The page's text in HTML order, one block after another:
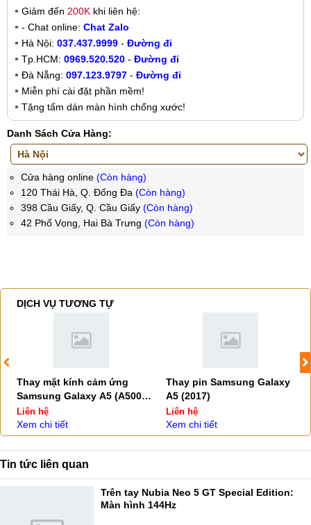
Giảm đến 200K khi liên hệ:
- Chat online: Chat Zalo
Hà Nội: 037.437.9999 - Đường đi
Tp.HCM: 0969.520.520 - Đường đi
Đà Nẵng: 097.123.9797 - Đường đi
Miễn phí cài đặt phần mềm!
Tặng tấm dán màn hình chống xước!
Danh Sách Cửa Hàng:
Cửa hàng online (Còn hàng)
120 Thái Hà, Q. Đống Đa (Còn hàng)
398 Cầu Giấy, Q. Cầu Giấy (Còn hàng)
42 Phố Vọng, Hai Bà Trưng (Còn hàng)
DỊCH VỤ TƯƠNG TỰ
Thay mặt kính cảm ứng
Samsung Galaxy A5 (A500,
A510, A520)
Liên hệ
Xem chi tiết
Thay pin Samsung Galaxy
A5 (2017)
Liên hệ
Xem chi tiết
Tin tức liên quan
Trên tay Nubia Neo 5 GT Special Edition:
Màn hình 144Hz